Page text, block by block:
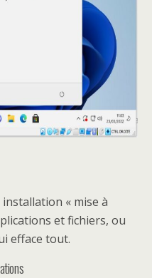
« mise à
et fichiers, ou
efface tout.